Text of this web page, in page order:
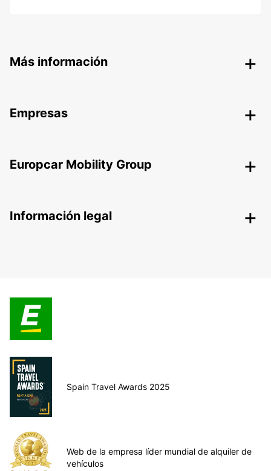
Más información
Empresas
Europcar Mobility Group
Información legal
Spain Travel Awards 2025
Web de la empresa líder mundial de alquiler de
vehículos